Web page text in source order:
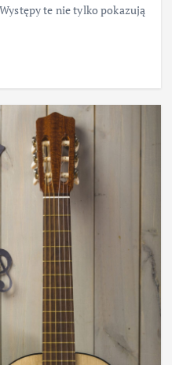
te nie tylko pokazują